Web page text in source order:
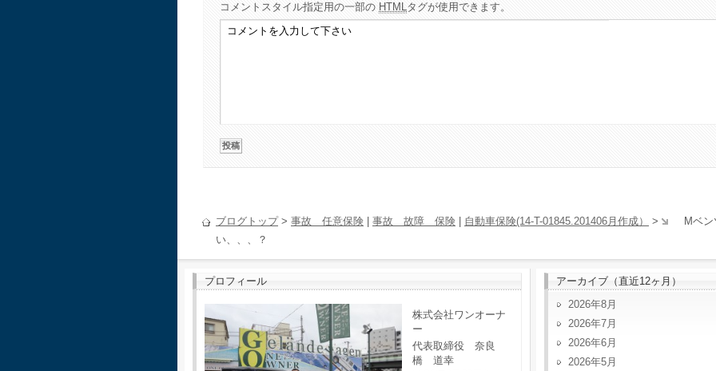
コメント スタイル指定用の一部の HTMLタグが使用できます。
ブログトップ> 事故 任意保険 事故 故障 保険 自動車保険(14-T-01845.201406月作成） >
Mベン
い、、、？
プロフィール
株式会社ワンオーナ
ー
代表取締役 奈良
橋 道幸
アーカイブ（直近12ヶ月）
2026年8月
2026年7月
2026年6月
2026年5月